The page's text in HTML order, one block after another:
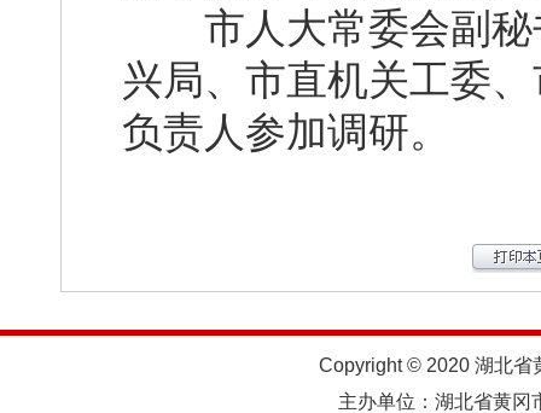
市人大常委会副秘
兴局、市直机关工委
负责人参加调研。
Copyright © 2020 湖北省
主办单位：湖北省黄